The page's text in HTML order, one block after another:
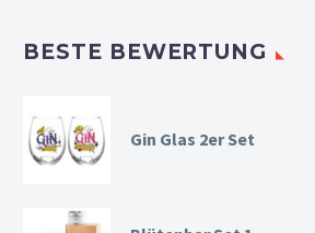
BESTE BEWERTUNG
Gin Glas 2er Set